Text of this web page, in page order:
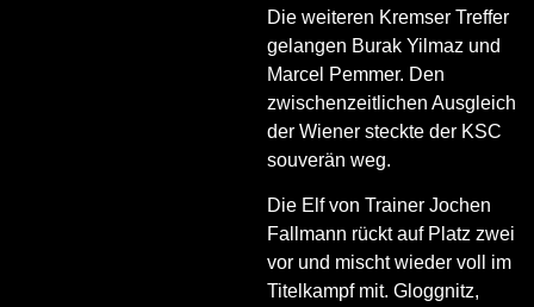
Die weiteren Kremser Treffer
gelangen Burak Yilmaz und
Marcel Pemmer. Den
zwischenzeitlichen Ausgleich
der Wiener steckte der KSC
souverän weg.
Die Elf von Trainer Jochen
Fallmann rückt auf Platz zwei
vor und mischt wieder voll im
Titelkampf mit. Gloggnitz,